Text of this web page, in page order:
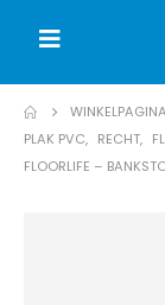
WINKELPAGINA
PLAK PVC, RECHT,
FLOORLIFE –